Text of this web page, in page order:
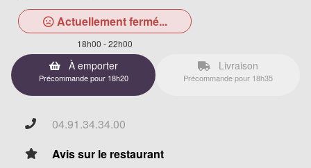
Actuellement fermé...
18h00 - 22h00
À emporter
Précommande pour 18h20
Livraison
Précommande pour 18h35
04.91.34.34.00
Avis sur le restaurant